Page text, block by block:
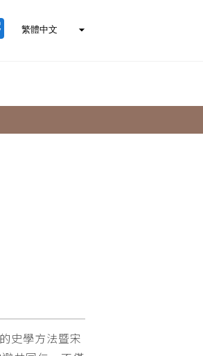
史學方法暨宋